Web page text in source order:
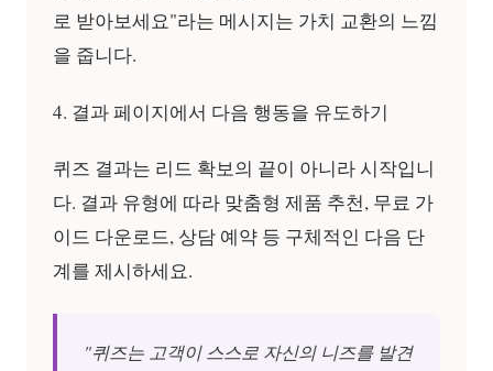
로 받아보세요"라는 메시지는 가치 교환의 느낌
을 줍니다.
4. 결과 페이지에서 다음 행동을 유도하기
퀴즈 결과는 리드 확보의 끝이 아니라 시작입니
다. 결과 유형에 따라 맞춤형 제품 추천, 무료 가
이드 다운로드, 상담 예약 등 구체적인 다음 단
계를 제시하세요.
"퀴즈는 고객이 스스로 자신의 니즈를 발견